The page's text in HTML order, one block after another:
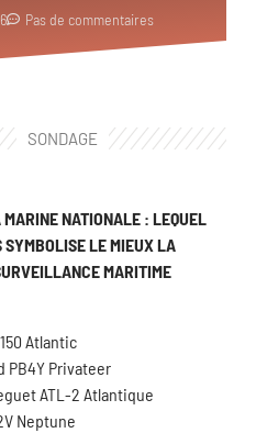
Pas de commentaires
SONDAGE
NATIONALE : LEQUEL
SYMBOLISE LE MIEUX LA
MARITIME
Atlantic
PB4Y Privateer
ATL-2 Atlantique
Neptune